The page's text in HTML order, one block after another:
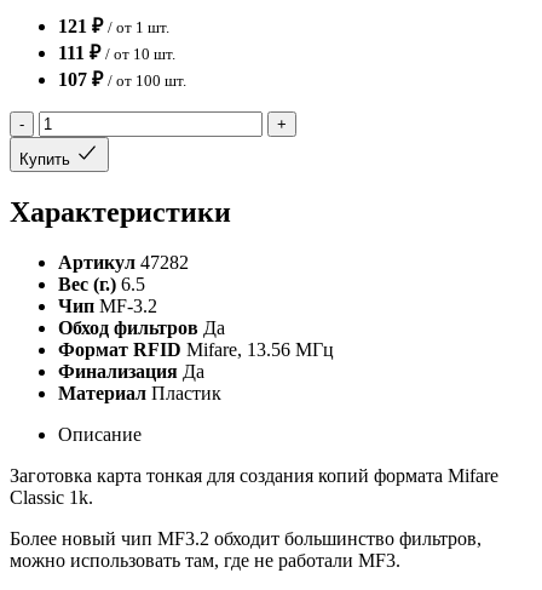
121 ₽ / от 1 шт.
111 ₽ / от 10 шт.
107 ₽ / от 100 шт.
-
+
Купить
Характеристики
Артикул 47282
Вес (г.) 6.5
Чип MF-3.2
Обход фильтров Да
Формат RFID Mifare, 13.56 МГц
Финализация Да
Материал Пластик
Описание
Заготовка карта тонкая для создания копий формата Mifare
Classic 1k.
Более новый чип MF3.2 обходит большинство фильтров,
можно использовать там, где не работали MF3.